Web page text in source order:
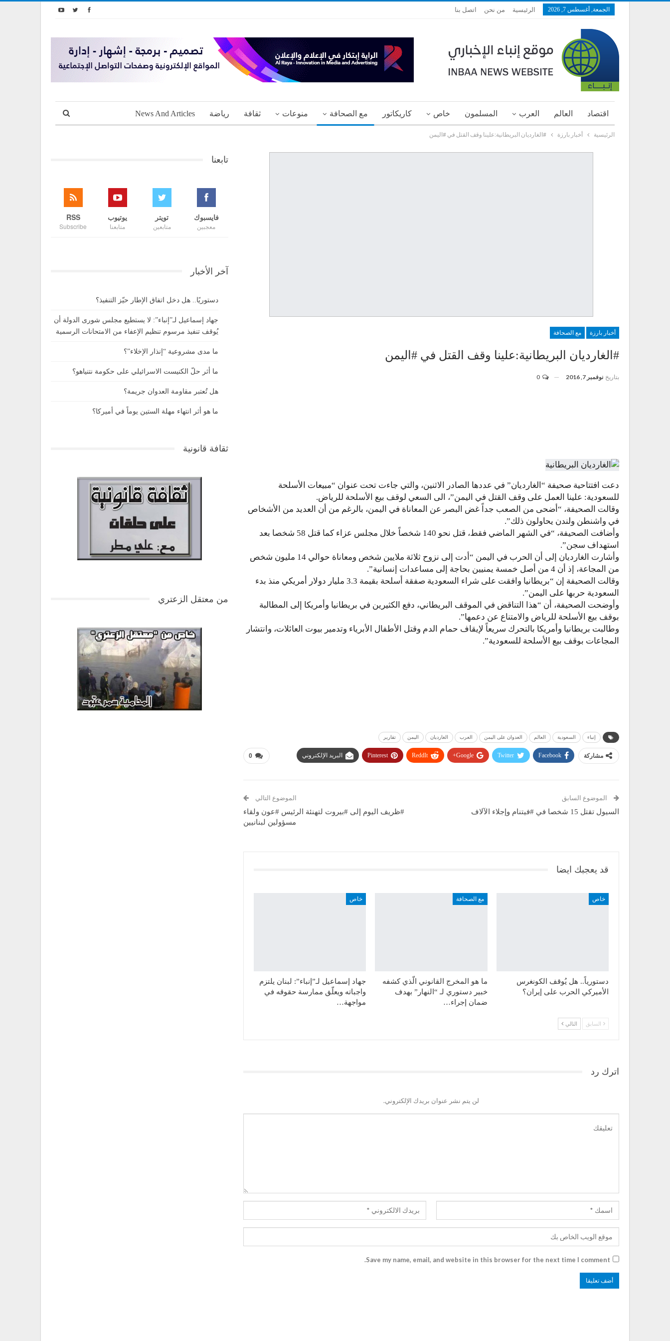
الجمعة, أغسطس 7, 2026 الرئيسية من نحن اتصل بنا
اقتصاد العالم العرب المسلمون خاص كاريكاتور مع الصحافة منوعات ثقافة رياضة News And Articles
الرئيسية أخبار بارزة #الغارديان البريطانية:علينا وقف القتل في #اليمن
أخبار بارزة مع الصحافة
#الغارديان البريطانية:علينا وقف القتل في #اليمن
بتاريخ نوفمبر 7, 2016
دعت افتتاحية صحيفة “الغارديان” في عددها الصادر الاثنين، والتي جاءت تحت عنوان “مبيعات الأسلحة
للسعودية: علينا العمل على وقف القتل في اليمن”، الى السعي لوقف بيع الأسلحة للرياض.
وقالت الصحيفة، “أضحى من الصعب جداً غض البصر عن المعاناة في اليمن، بالرغم من أن العديد من الأشخاص
في واشنطن ولندن يحاولون ذلك”.
وأضافت الصحيفة، “في الشهر الماضي فقط، قتل نحو 140 شخصاً خلال مجلس عزاء كما قتل 58 شخصا بعد
استهداف سجن”.
وأشارت الغارديان إلى أن الحرب في اليمن “أدت إلى نزوح ثلاثة ملايين شخص ومعاناة حوالي 14 مليون شخص
من المجاعة، إذ أن 4 من أصل خمسة يمنيين بحاجة إلى مساعدات إنسانية”.
وقالت الصحيفة إن “بريطانيا وافقت على شراء السعودية صفقة أسلحة بقيمة 3.3 مليار دولار أمريكي منذ بدء
السعودية حربها على اليمن”.
وأوضحت الصحيفة، أن “هذا التناقض في الموقف البريطاني، دفع الكثيرين في بريطانيا وأمريكا إلى المطالبة
بوقف بيع الأسلحة للرياض والامتناع عن دعمها”.
وطالبت بريطانيا وأمريكا بالتحرك سريعاً لإيقاف حمام الدم وقتل الأطفال الأبرياء وتدمير بيوت العائلات، وانتشار
المجاعات بوقف بيع الأسلحة للسعودية”.
إنباء السعودية العالم العدوان على اليمن العرب الغارديان اليمن تقارير
0 مشاركة Facebook
Twitter
Google+
ReddIt
Pinterest البريد الإلكتروني
الموضوع السابق
السيول تقتل 15 شخصا في #فيتنام وإجلاء الآلاف
الموضوع التالي
#ظريف اليوم إلى #بيروت لتهنئة الرئيس #عون ولقاء
مسؤولين لبنانيين
قد يعجبك ايضا
خاص
دستورياً.. هل يُوقف الكونغرس
الأميركي الحرب على إيران؟
مع الصحافة
ما هو المخرج القانوني الّذي كشفه
خبير دستوري لـ “النهار” بهدف
ضمان إجراء…
خاص
جهاد إسماعيل لـ”إنباء”: لبنان يلتزم
واجباته ويعلّق ممارسة حقوقه في
مواجهة…
السابق التالي
اترك رد
لن يتم نشر عنوان بريدك الإلكتروني.
Save my name, email, and website in this browser for the next time I comment.
تابعنا
فايسبوك
معجبين
تويتر
متابعين
يوتيوب
متابعنا
RSS
Subscribe
آخر الأخبار
دستوريًا.. هل دخل اتفاق الإطار حيّز التنفيذ؟
جهاد إسماعيل لـ”إنباء”: لا يستطيع مجلس شورى الدولة أن
يُوقف تنفيذ مرسوم تنظيم الإعفاء من الامتحانات الرسمية
ما مدى مشروعية “إنذار الإخلاء”؟
ما أثر حلّ الكنيست الاسرائيلي على حكومة نتنياهو؟
هل تُعتبر مقاومة العدوان جريمة؟
ما هو أثر انتهاء مهلة الستين يوماً في أميركا؟
ثقافة قانونية
من معتقل الزعتري